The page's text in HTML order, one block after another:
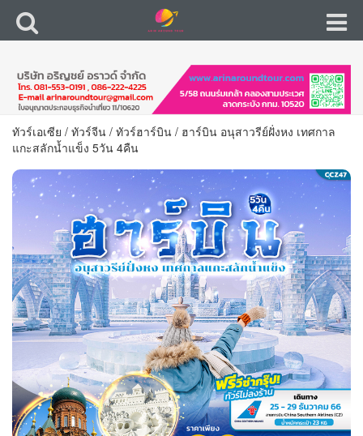
ทัวร์เอเซีย / ทัวร์จีน / ทัวร์ฮาร์บิน / ฮาร์บิน อนุสาวรีย์ฝั่งหง เทศกาล
แกะสลักน้ำแข็ง 5วัน 4คืน